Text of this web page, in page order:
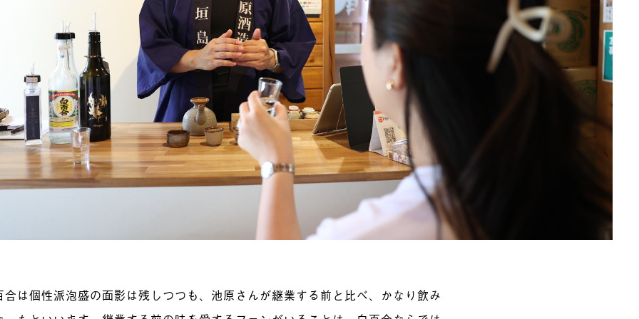
合は個性派泡盛の面影は残しつつも、池原さんが継業する前と比べ、かなり飲み